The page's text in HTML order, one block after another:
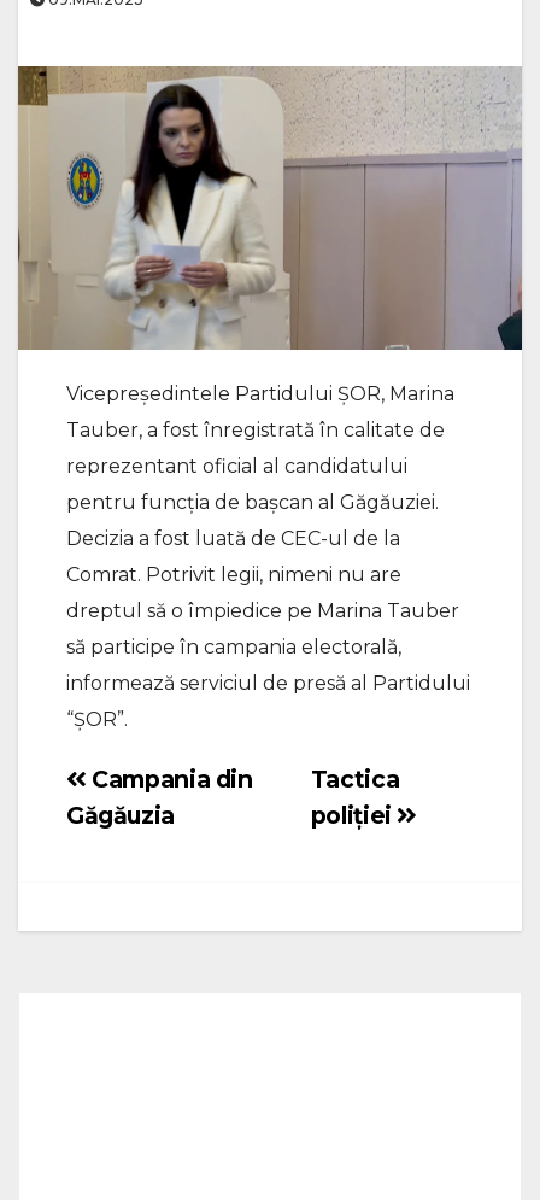
Vicepreședintele Partidului ȘOR, Marina
Tauber, a fost înregistrată în calitate de
reprezentant oficial al candidatului
pentru funcția de bașcan al Găgăuziei.
Decizia a fost luată de CEC-ul de la
Comrat. Potrivit legii, nimeni nu are
dreptul să o împiedice pe Marina Tauber
să participe în campania electorală,
informează serviciul de presă al Partidului
“ȘOR”.
Navigare
în
Tactica
poliției
Campania din
Găgăuzia